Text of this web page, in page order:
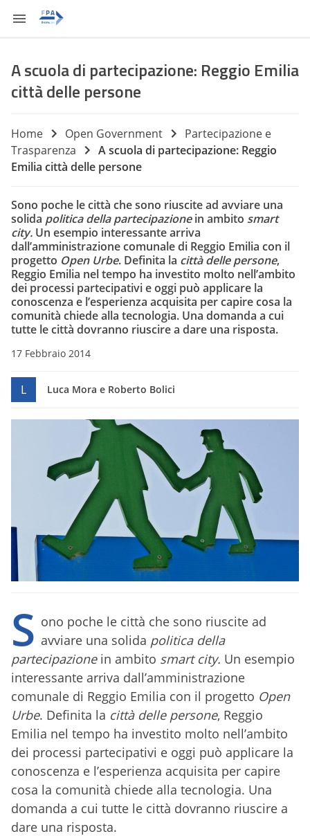
A scuola di partecipazione: Reggio Emilia
città delle persone
Home Open Government
Partecipazione e
Trasparenza
A scuola di partecipazione: Reggio
Emilia città delle persone
Sono poche le città che sono riuscite ad avviare una
solida politica della partecipazionein ambito smart
city. Un esempio interessante arriva
dall’amministrazione comunale di Reggio Emilia con il
progetto Open Urbe. Definita la città delle persone,
Reggio Emilia nel tempo ha investito molto nell’ambito
dei processi partecipativi e oggi può applicare la
conoscenza e l’esperienza acquisita per capire cosa la
comunità chiede alla tecnologia. Una domanda a cui
tutte le città dovranno riuscire a dare una risposta.
17 Febbraio 2014
L Luca Mora e Roberto Bolici
S ono poche le città che sono riuscite ad
avviare una solida politica della
partecipazionein ambito smart city. Un esempio
interessante arriva dall’amministrazione
comunale di Reggio Emilia con il progetto Open
Urbe. Definita la città delle persone, Reggio
Emilia nel tempo ha investito molto nell’ambito
dei processi partecipativi e oggi può applicare la
conoscenza e l’esperienza acquisita per capire
cosa la comunità chiede alla tecnologia. Una
domanda a cui tutte le città dovranno riuscire a
dare una risposta.